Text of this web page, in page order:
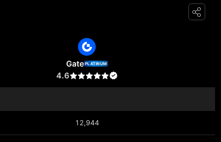
Gate PLATINUM
4.6
12,944